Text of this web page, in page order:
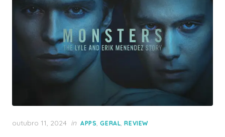
Posted
outubro 11, 2024 in APPS,GERAL,REVIEW